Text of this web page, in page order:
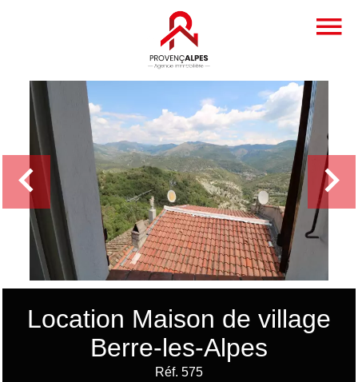
Location Maison de village
Berre-les-Alpes
Réf. 575